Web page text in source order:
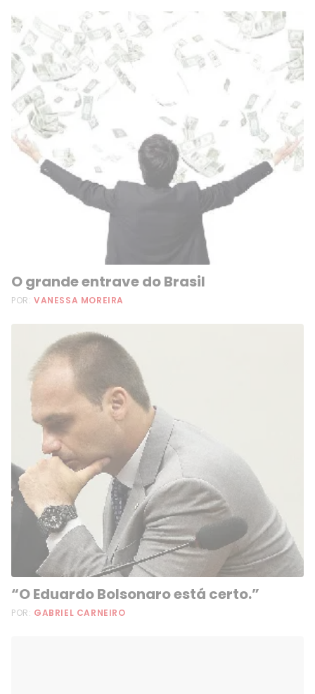
O grande entrave do Brasil
POR: VANESSA MOREIRA
“O Eduardo Bolsonaro está certo.”
POR: GABRIEL CARNEIRO